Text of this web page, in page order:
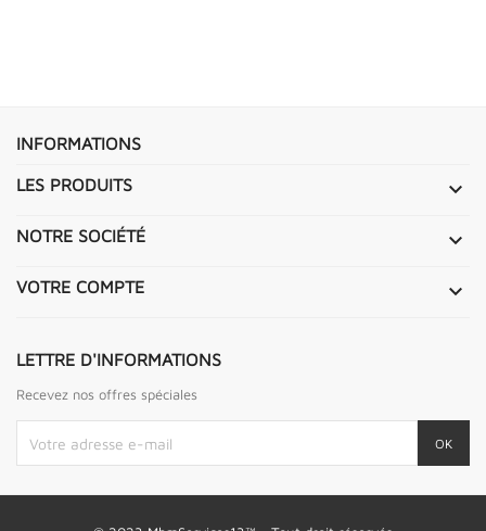
INFORMATIONS
LES PRODUITS 
NOTRE SOCIÉTÉ 
VOTRE COMPTE 
LETTRE D'INFORMATIONS
Recevez nos offres spéciales